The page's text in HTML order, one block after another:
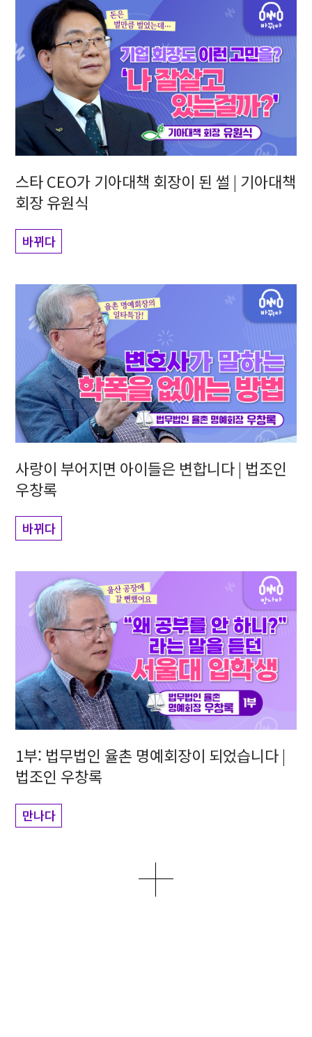
스타 CEO가 기아대책 회장이 된 썰 | 기아대책
회장 유원식
바뀌다
사랑이 부어지면 아이들은 변합니다 | 법조인
우창록
바뀌다
1부: 법무법인 율촌 명예회장이 되었습니다 |
법조인 우창록
만나다